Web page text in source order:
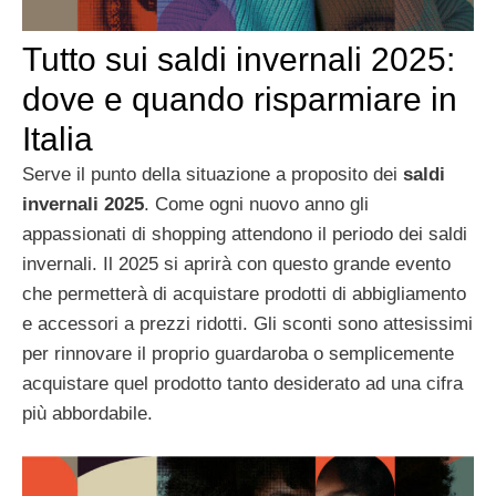
Tutto sui saldi invernali 2025:
dove e quando risparmiare in
Italia
Serve il punto della situazione a proposito dei saldi
invernali 2025. Come ogni nuovo anno gli
appassionati di shopping attendono il periodo dei saldi
invernali. Il 2025 si aprirà con questo grande evento
che permetterà di acquistare prodotti di abbigliamento
e accessori a prezzi ridotti. Gli sconti sono attesissimi
per rinnovare il proprio guardaroba o semplicemente
acquistare quel prodotto tanto desiderato ad una cifra
più abbordabile.